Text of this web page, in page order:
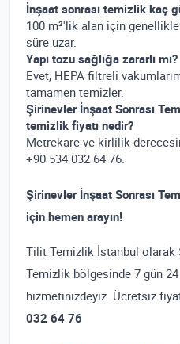
İnşaat sonrası temizlik kaç
100 m²'lik alan için
süre uzar.
Yapı tozu sağlığa zararlı mı?
Evet, HEPA filtreli
tamamen temizler.
Şirinevler İnşaat Sonrası
temizlik fiyatı nedir?
Metrekare ve kirlilik
+90 534 032 64 76.
Şirinevler İnşaat Sonrası
için hemen arayın!
Tilit Temizlik İstanbul olarak
Temizlik bölgesinde 7 gün
hizmetinizdeyiz. Ücretsiz
032 64 76